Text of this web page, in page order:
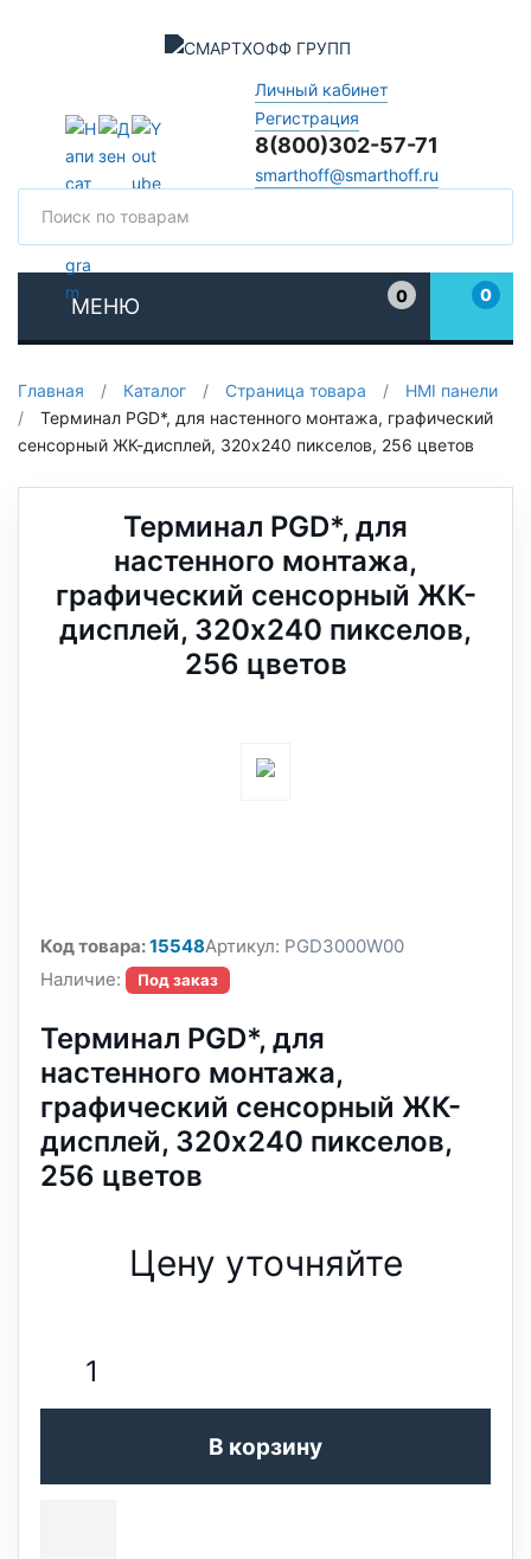
Личный кабинет
Регистрация
8(800)302-57-71
smarthoff@smarthoff.ru
МЕНЮ
0
0
Главная / Каталог / Страница товара /
HMI панели
/
Терминал PGD*, для настенного монтажа, графический
сенсорный ЖК-дисплей, 320x240 пикселов, 256 цветов
Терминал PGD*, для
настенного монтажа,
графический сенсорный ЖК-
дисплей, 320x240 пикселов,
256 цветов
Код товара:15548Артикул: PGD3000W00
Наличие:
Под заказ
Терминал PGD*, для
настенного монтажа,
графический сенсорный ЖК-
дисплей, 320x240 пикселов,
256 цветов
Цену уточняйте
В корзину